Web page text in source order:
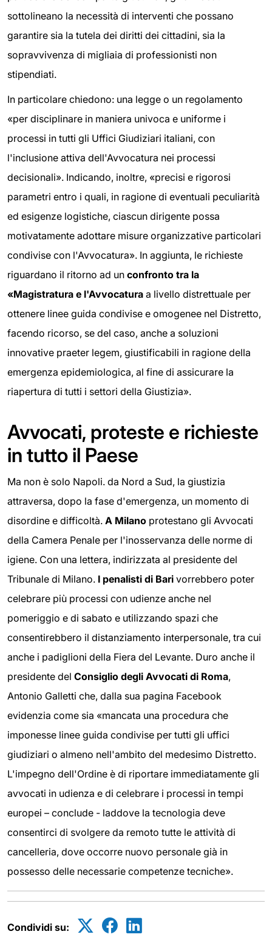
sottolineano la necessità di interventi che possano
garantire sia la tutela dei diritti dei cittadini, sia la
sopravvivenza di migliaia di professionisti non
stipendiati.
In particolare chiedono: una legge o un regolamento
«per disciplinare in maniera univoca e uniforme i
processi in tutti gli Uffici Giudiziari italiani, con
l'inclusione attiva dell'Avvocatura nei processi
decisionali». Indicando, inoltre, «precisi e rigorosi
parametri entro i quali, in ragione di eventuali peculiarità
ed esigenze logistiche, ciascun dirigente possa
motivatamente adottare misure organizzative particolari
condivise con l'Avvocatura». In aggiunta, le richieste
riguardano il ritorno ad un confronto tra la
«Magistratura e l'Avvocatura a livello distrettuale per
ottenere linee guida condivise e omogenee nel Distretto,
facendo ricorso, se del caso, anche a soluzioni
innovative praeter legem, giustificabili in ragione della
emergenza epidemiologica, al fine di assicurare la
riapertura di tutti i settori della Giustizia».
Avvocati, proteste e richieste
in tutto il Paese
Ma non è solo Napoli. da Nord a Sud, la giustizia
attraversa, dopo la fase d'emergenza, un momento di
disordine e difficoltà. A Milano protestano gli Avvocati
della Camera Penale per l'inosservanza delle norme di
igiene. Con una lettera, indirizzata al presidente del
Tribunale di Milano. I penalisti di Bari vorrebbero poter
celebrare più processi con udienze anche nel
pomeriggio e di sabato e utilizzando spazi che
consentirebbero il distanziamento interpersonale, tra cui
anche i padiglioni della Fiera del Levante. Duro anche il
presidente del Consiglio degli Avvocati di Roma,
Antonio Galletti che, dalla sua pagina Facebook
evidenzia come sia «mancata una procedura che
imponesse linee guida condivise per tutti gli uffici
giudiziari o almeno nell'ambito del medesimo Distretto.
L'impegno dell'Ordine è di riportare immediatamente gli
avvocati in udienza e di celebrare i processi in tempi
europei – conclude - laddove la tecnologia deve
consentirci di svolgere da remoto tutte le attività di
cancelleria, dove occorre nuovo personale già in
possesso delle necessarie competenze tecniche».
Condividi su: